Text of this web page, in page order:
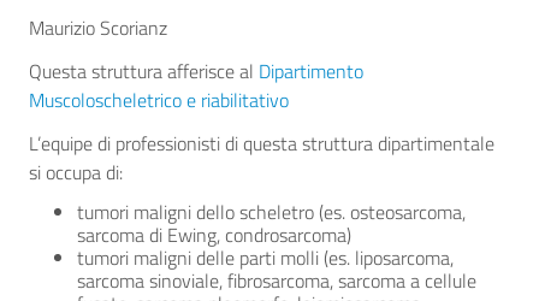
Maurizio Scorianz
Questa struttura afferisce al Dipartimento
Muscoloscheletrico e riabilitativo
L’equipe di professionisti di questa struttura dipartimentale
si occupa di:
tumori maligni dello scheletro (es. osteosarcoma,
sarcoma di Ewing, condrosarcoma)
tumori maligni delle parti molli (es. liposarcoma,
sarcoma sinoviale, fibrosarcoma, sarcoma a cellule